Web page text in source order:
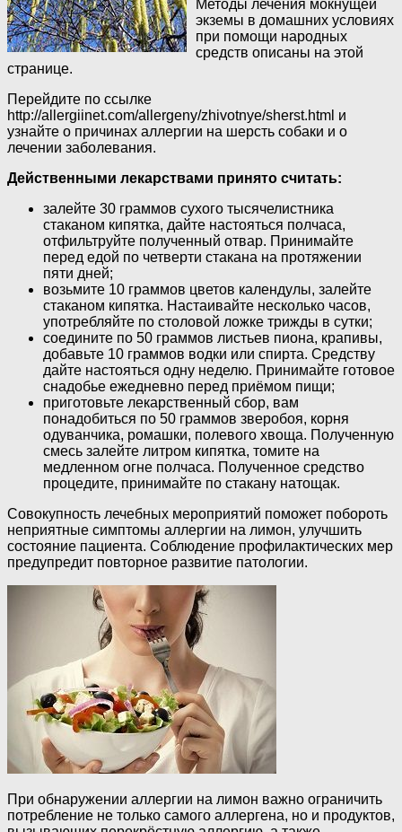
Методы лечения мокнущей
экземы в домашних условиях
при помощи народных
средств описаны на этой
странице.
Перейдите по ссылке
http://allergiinet.com/allergeny/zhivotnye/sherst.html и
узнайте о причинах аллергии на шерсть собаки и о
лечении заболевания.
Действенными лекарствами принято считать:
залейте 30 граммов сухого тысячелистника
стаканом кипятка, дайте настояться полчаса,
отфильтруйте полученный отвар. Принимайте
перед едой по четверти стакана на протяжении
пяти дней;
возьмите 10 граммов цветов календулы, залейте
стаканом кипятка. Настаивайте несколько часов,
употребляйте по столовой ложке трижды в сутки;
соедините по 50 граммов листьев пиона, крапивы,
добавьте 10 граммов водки или спирта. Средству
дайте настояться одну неделю. Принимайте готовое
снадобье ежедневно перед приёмом пищи;
приготовьте лекарственный сбор, вам
понадобиться по 50 граммов зверобоя, корня
одуванчика, ромашки, полевого хвоща. Полученную
смесь залейте литром кипятка, томите на
медленном огне полчаса. Полученное средство
процедите, принимайте по стакану натощак.
Совокупность лечебных мероприятий поможет побороть
неприятные симптомы аллергии на лимон, улучшить
состояние пациента. Соблюдение профилактических мер
предупредит повторное развитие патологии.
При обнаружении аллергии на лимон важно ограничить
потребление не только самого аллергена, но и продуктов,